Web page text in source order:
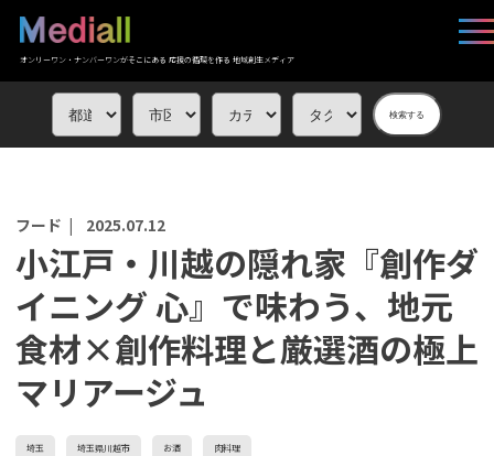
オンリーワン・ナンバーワンがそこにある 応援の循環を作る 地域創生メディア
検索する
フード | 2025.07.12
小江戸・川越の隠れ家『創作ダ
イニング 心』で味わう、地元
食材×創作料理と厳選酒の極上
マリアージュ
埼玉 埼玉県川越市 お酒 肉料理